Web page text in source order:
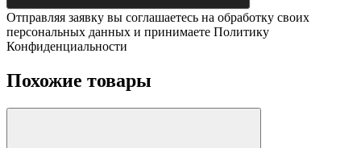
Отправляя заявку вы соглашаетесь на обработку своих
персональных данных и принимаете Политику
Конфиденциальности
Похожие товары